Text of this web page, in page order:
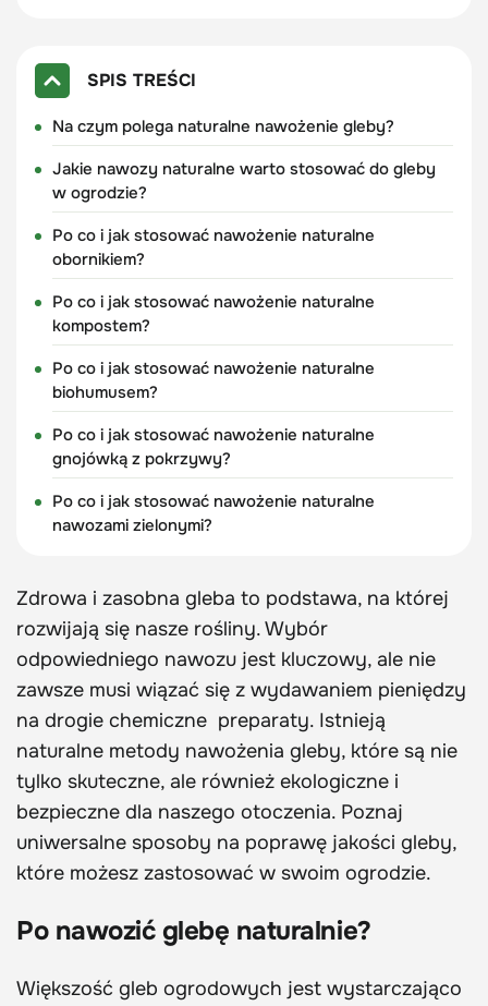
SPIS TREŚCI
Na czym polega naturalne nawożenie gleby?
Jakie nawozy naturalne warto stosować do gleby
w ogrodzie?
Po co i jak stosować nawożenie naturalne
obornikiem?
Po co i jak stosować nawożenie naturalne
kompostem?
Po co i jak stosować nawożenie naturalne
biohumusem?
Po co i jak stosować nawożenie naturalne
gnojówką z pokrzywy?
Po co i jak stosować nawożenie naturalne
nawozami zielonymi?
Zdrowa i zasobna gleba to podstawa, na której
rozwijają się nasze rośliny. Wybór
odpowiedniego nawozu jest kluczowy, ale nie
zawsze musi wiązać się z wydawaniem pieniędzy
na drogie chemiczne preparaty. Istnieją
naturalne metody nawożenia gleby, które są nie
tylko skuteczne, ale również ekologiczne i
bezpieczne dla naszego otoczenia. Poznaj
uniwersalne sposoby na poprawę jakości gleby,
które możesz zastosować w swoim ogrodzie.
Po nawozić glebę naturalnie?
Większość gleb ogrodowych jest wystarczająco